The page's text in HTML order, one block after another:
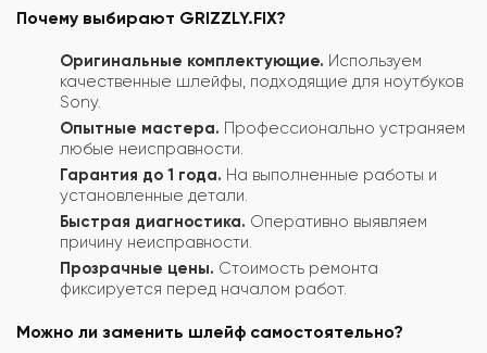
Почему выбирают GRIZZLY.FIX?
Оригинальные комплектующие. Используем
качественные шлейфы, подходящие для ноутбуков
Sony.
Опытные мастера. Профессионально устраняем
любые неисправности.
Гарантия до 1 года. На выполненные работы и
установленные детали.
Быстрая диагностика. Оперативно выявляем
причину неисправности.
Прозрачные цены. Стоимость ремонта
фиксируется перед началом работ.
Можно ли заменить шлейф самостоятельно?